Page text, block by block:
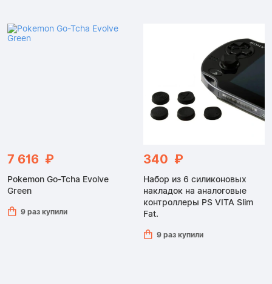
7 616 ₽
Pokemon Go-Tcha Evolve
Green
9 раз купили
340 ₽
Набор из 6 силиконовых
накладок на аналоговые
контроллеры PS VITA Slim
Fat.
9 раз купили